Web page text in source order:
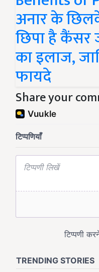
अनार के
छिपा है कैंसर
का इलाज,
फायदे
Share your